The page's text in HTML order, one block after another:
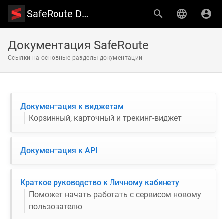
SafeRoute Documentation
Документация SafeRoute
Ссылки на основные разделы документации
Документация к виджетам
Корзинный, карточный и трекинг-виджет
Документация к API
Краткое руководство к Личному кабинету
Поможет начать работать с сервисом новому
пользователю